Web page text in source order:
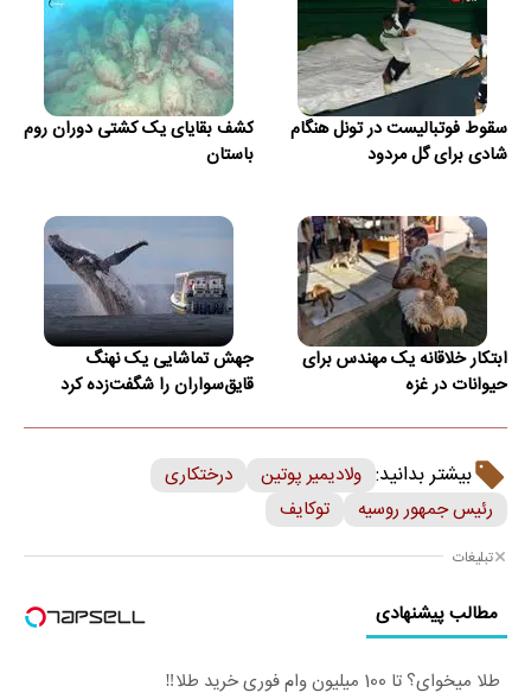
سقوط فوتبالیست در تونل هنگام
شادی برای گل مردود
کشف بقایای یک کشتی دوران روم
باستان
ابتکار خلاقانه یک مهندس برای
حیوانات در غزه
جهش تماشایی یک نهنگ
قایق‌سواران را شگفت‌زده کرد
بیشتر بدانید: ولادیمیر پوتین
درختکاری
رئیس جمهور روسیه
توکایف
تبلیغات
مطالب پیشنهادی
طلا میخوای؟ تا 100 میلیون وام فوری خرید طلا‼️